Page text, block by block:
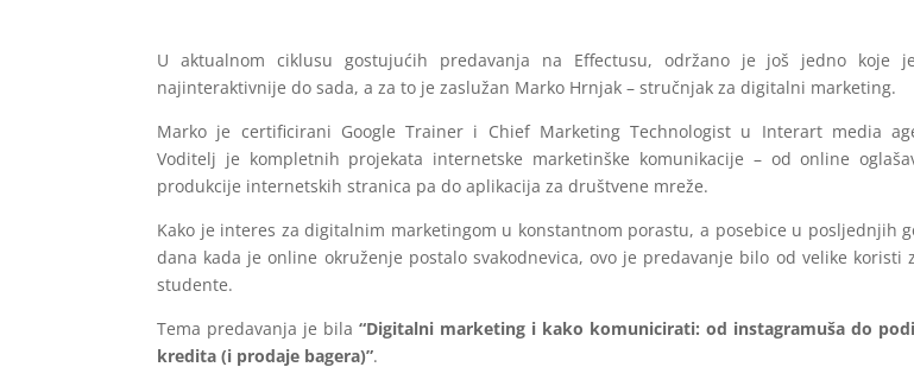
U aktualnom ciklusu gostujućih predavanja na Effectusu, održano je još jedno koje
najinteraktivnije do sada, a za to je zaslužan Marko Hrnjak – stručnjak za digitalni marketing.
Marko je certificirani Google Trainer i Chief MarketingTechnologist u Interart media
Voditelj je kompletnih projekata internetske marketinške komunikacije – od online
produkcije internetskih stranica pa do aplikacija za društvene mreže.
Kako je interes za digitalnim marketingom u konstantnom porastu, a posebice u posljednjih
dana kada je online okruženje postalo svakodnevica, ovo je predavanje bilo od velike koristi
studente.
Tema predavanja je bila“Digitalni marketing i kako komunicirati: od instagramuša do
kredita (i prodaje bagera)”.